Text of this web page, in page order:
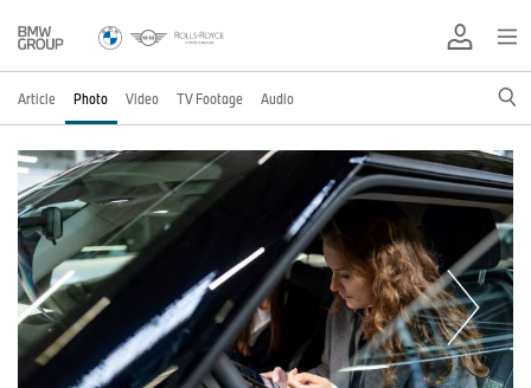
Article Photo Video TV Footage Audio